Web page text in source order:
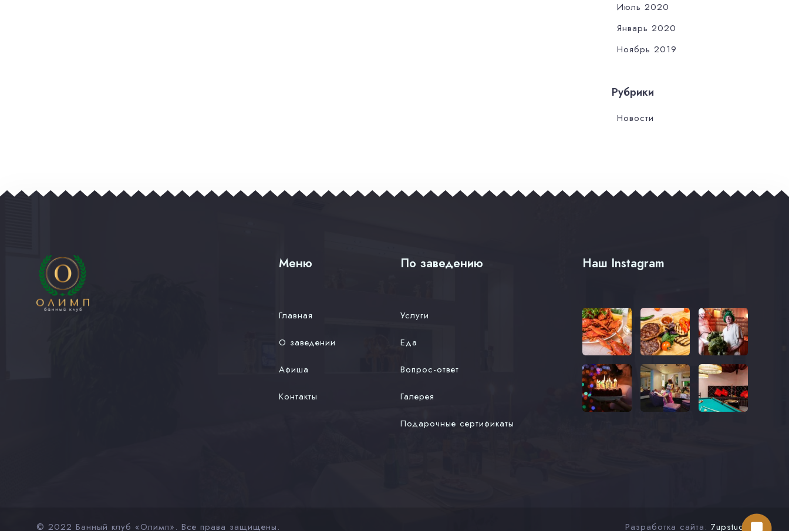
Июль 2020
Январь 2020
Ноябрь 2019
Рубрики
Новости
Меню
Главная
О заведении
Афиша
Контакты
По заведению
Услуги
Еда
Вопрос-ответ
Галерея
Подарочные сертификаты
Наш Instagram
© 2022 Банный клуб «Олимп». Все права защищены. Разработка сайта: 7upstudio